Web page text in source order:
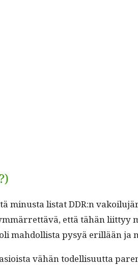
minus­ta lis­tat DDR:n
että tähän
mah­dol­lista pysyä eril­lään
vähän todel­lisu­ut­ta